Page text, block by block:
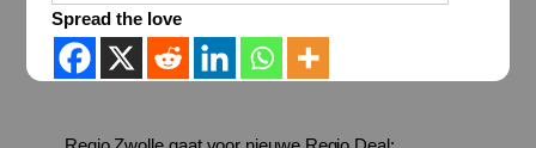
Spread the love